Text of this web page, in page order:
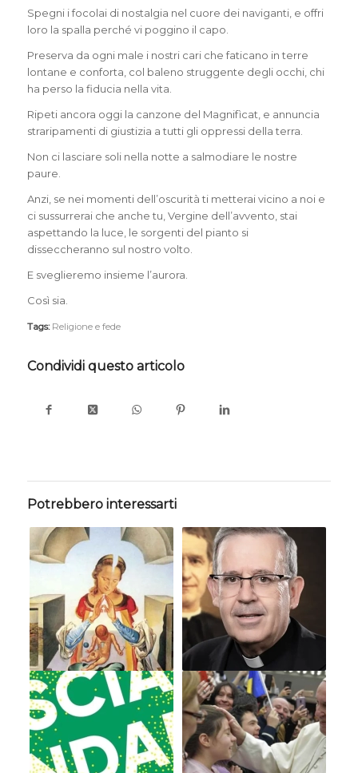
Spegni i focolai di nostalgia nel cuore dei naviganti, e offri
loro la spalla perché vi poggino il capo.
Preserva da ogni male i nostri cari che faticano in terre
lontane e conforta, col baleno struggente degli occhi, chi
ha perso la fiducia nella vita.
Ripeti ancora oggi la canzone del Magnifìcat, e annuncia
straripamenti di giustizia a tutti gli oppressi della terra.
Non ci lasciare soli nella notte a salmodiare le nostre
paure.
Anzi, se nei momenti dell’oscurità ti metterai vicino a noi e
ci sussurrerai che anche tu, Vergine dell’avvento, stai
aspettando la luce, le sorgenti del pianto si
disseccheranno sul nostro volto.
E sveglieremo insieme l’aurora.
Così sia.
Tags: Religione e fede
Condividi questo articolo
Potrebbero interessarti